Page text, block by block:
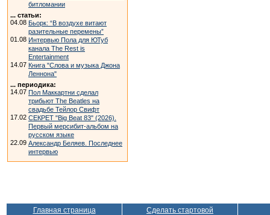
битломании
... статьи:
04.08 Бьорк: “В воздухе витают
разительные перемены”
01.08 Интервью Пола для ЮТуб
канала The Rest is
Entertainment
14.07 Книга "Слова и музыка Джона
Леннона"
... периодика:
14.07 Пол Маккартни сделал
трибьют The Beatles на
свадьбе Тейлор Свифт
17.02 СЕКРЕТ "Big Beat 83" (2026).
Первый мерсибит-альбом на
русском языке
22.09 Александр Беляев. Последнее
интервью
Главная страница Сделать стартовой